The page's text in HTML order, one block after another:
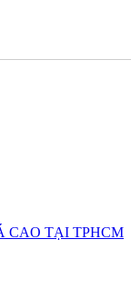
CAO TẠI TPHCM